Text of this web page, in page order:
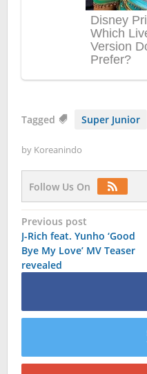
Tagged Super Junior
by Koreanindo
Follow Us On
Post
navigation
Previous post
J-Rich feat. Yunho ‘Good
Bye My Love’ MV Teaser
revealed